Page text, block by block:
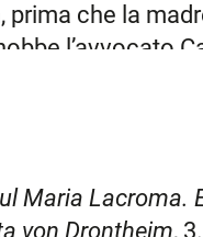
prima che la
l’avvocato
Considerata
sul suo
la giovane L.
Maria Lacroma.
von Drontheim,